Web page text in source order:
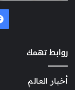
روابط تهمك
أخبار العالم